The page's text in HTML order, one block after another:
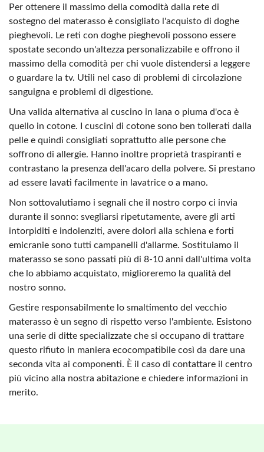
Per ottenere il massimo della comodità dalla rete di
sostegno del materasso è consigliato l'acquisto di doghe
pieghevoli. Le reti con doghe pieghevoli possono essere
spostate secondo un'altezza personalizzabile e offrono il
massimo della comodità per chi vuole distendersi a leggere
o guardare la tv. Utili nel caso di problemi di circolazione
sanguigna e problemi di digestione.
Una valida alternativa al cuscino in lana o piuma d'oca è
quello in cotone. I cuscini di cotone sono ben tollerati dalla
pelle e quindi consigliati soprattutto alle persone che
soffrono di allergie. Hanno inoltre proprietà traspiranti e
contrastano la presenza dell'acaro della polvere. Si prestano
ad essere lavati facilmente in lavatrice o a mano.
Non sottovalutiamo i segnali che il nostro corpo ci invia
durante il sonno: svegliarsi ripetutamente, avere gli arti
intorpiditi e indolenziti, avere dolori alla schiena e forti
emicranie sono tutti campanelli d'allarme. Sostituiamo il
materasso se sono passati più di 8-10 anni dall'ultima volta
che lo abbiamo acquistato, miglioreremo la qualità del
nostro sonno.
Gestire responsabilmente lo smaltimento del vecchio
materasso è un segno di rispetto verso l'ambiente. Esistono
una serie di ditte specializzate che si occupano di trattare
questo rifiuto in maniera ecocompatibile così da dare una
seconda vita ai componenti. È il caso di contattare il centro
più vicino alla nostra abitazione e chiedere informazioni in
merito.